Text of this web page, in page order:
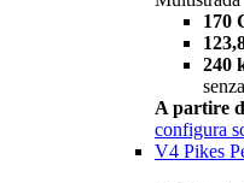
170
240
A partire
configura
V4 Pikes